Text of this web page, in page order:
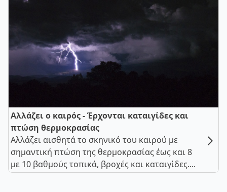
Αλλάζει ο καιρός - Έρχονται καταιγίδες και
πτώση θερμοκρασίας
Αλλάζει αισθητά το σκηνικό του καιρού με
σημαντική πτώση της θερμοκρασίας έως και 8
με 10 βαθμούς τοπικά, βροχές και καταιγίδες....